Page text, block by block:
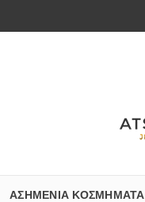
ΑΣΗΜΈΝΙΑ ΚΟΣΜΉΜΑΤΑ